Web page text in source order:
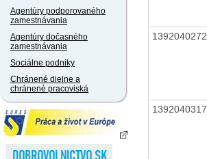
Agentúry podporovaného
zamestnávania
Agentúry dočasného
zamestnávania
Sociálne podniky
Chránené dielne a
chránené pracoviská
1392040272
1392040317